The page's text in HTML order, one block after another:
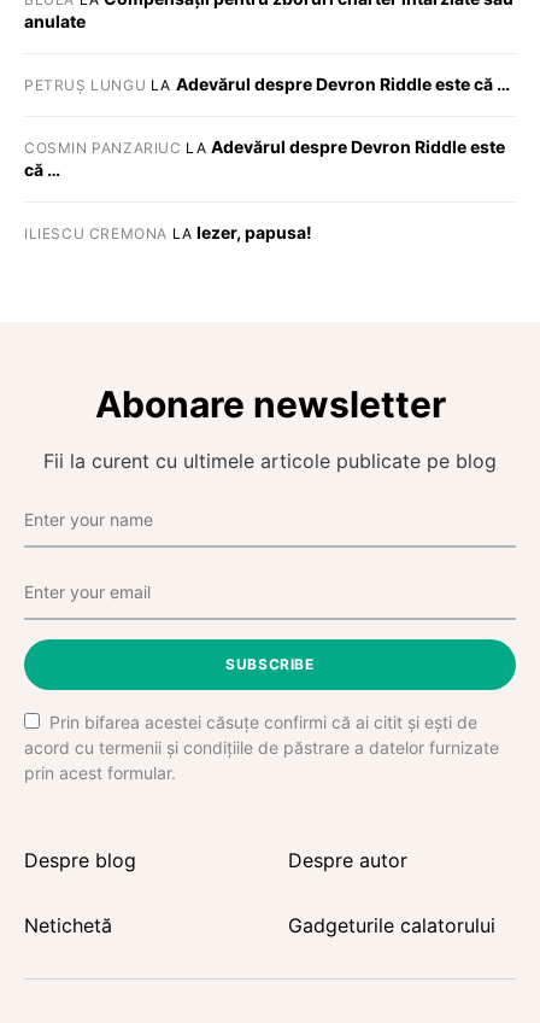
anulate
PETRUȘ LUNGU LA Adevărul despre Devron Riddle este că …
COSMIN PANZARIUC LA Adevărul despre Devron Riddle este
că …
ILIESCU CREMONA LA Iezer, papusa!
Abonare newsletter
Fii la curent cu ultimele articole publicate pe blog
SUBSCRIBE
Prin bifarea acestei căsuțe confirmi că ai citit și ești de
acord cu termenii și condițiile de păstrare a datelor furnizate
prin acest formular.
Despre blog Despre autor
Netichetă Gadgeturile calatorului